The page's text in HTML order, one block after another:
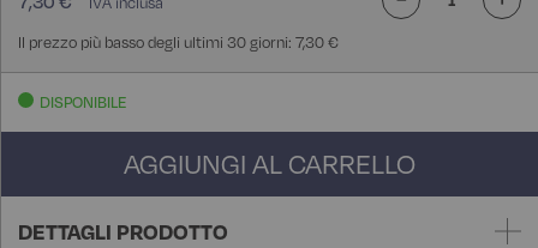
Il prezzo più basso degli ultimi 30 giorni: 7,30 €
DISPONIBILE
AGGIUNGI AL CARRELLO
DETTAGLI PRODOTTO